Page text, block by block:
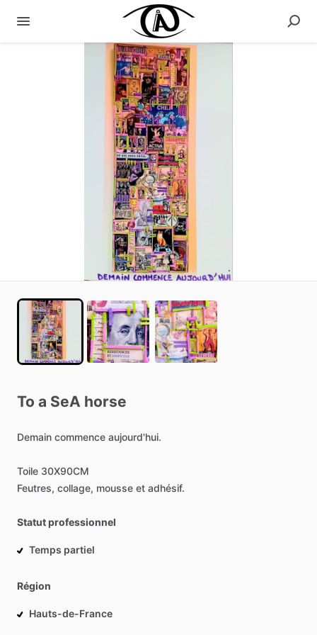
To a SeA horse
Demain commence aujourd'hui.
Toile 30X90CM
Feutres, collage, mousse et adhésif.
Statut professionnel
Temps partiel
Région
Hauts-de-France